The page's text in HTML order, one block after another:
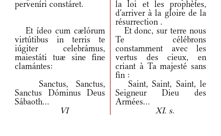
perveníri constáret.
la loi et les prophètes,
d'arriver à la gloire de la
résurrection .
Et ídeo cum cælórum
virtútibus in terris te
iúgiter celebrámus,
maiestáti tuæ sine fine
clamántes:
Et donc, sur terre nous
Te célébrons
constamment avec les
vertus des cieux, en
criant à Ta majesté sans
fin :
Sanctus, Sanctus,
Sanctus Dóminus Deus
Sábaoth...
Saint, Saint, Saint, le
Seigneur Dieu des
Armées...
VI
XI. s.